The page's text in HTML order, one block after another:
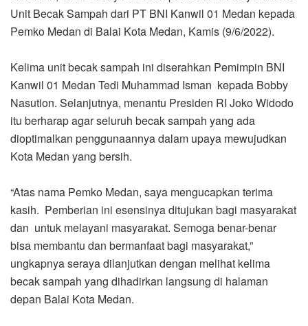
Unit Becak Sampah dari PT BNI Kanwil 01 Medan kepada
Pemko Medan di Balai Kota Medan, Kamis (9/6/2022).
Kelima unit becak sampah ini diserahkan Pemimpin BNI
Kanwil 01 Medan Tedi Muhammad Isman kepada Bobby
Nasution. Selanjutnya, menantu Presiden RI Joko Widodo
itu berharap agar seluruh becak sampah yang ada
dioptimalkan penggunaannya dalam upaya mewujudkan
Kota Medan yang bersih.
“Atas nama Pemko Medan, saya mengucapkan terima
kasih. Pemberian ini esensinya ditujukan bagi masyarakat
dan untuk melayani masyarakat. Semoga benar-benar
bisa membantu dan bermanfaat bagi masyarakat,”
ungkapnya seraya dilanjutkan dengan melihat kelima
becak sampah yang dihadirkan langsung di halaman
depan Balai Kota Medan.